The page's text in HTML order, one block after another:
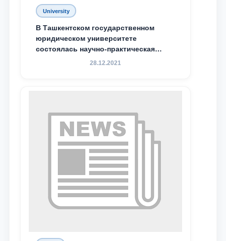
University
В Ташкентском государственном
юридическом университете
состоялась научно-практическая
конференция магистрантов
28.12.2021